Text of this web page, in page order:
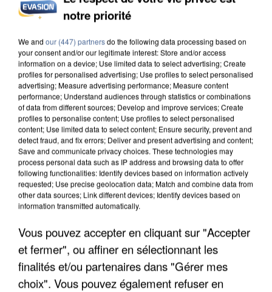
INCENDIES : L’ÎLE-DE-FRANCE LANCE UN ÉLAN
DE SOLIDARITÉ AVEC LES...
APRÈS TOUTES CES CANICULES, LES REFUGES
DE FAUNE SAUVAGE SONT...
notre priorité
We and our (447) partnersdo the following data processing based on
your consent and/or our legitimate interest: Store and/or access
information on a device; Use limited data to select advertising; Create
profiles for personalised advertising; Use profiles to select personalised
advertising; Measure advertising performance; Measure content
performance; Understand audiences through statistics or combinations
of data from different sources; Develop and improve services; Create
profiles to personalise content; Use profiles to select personalised
content; Use limited data to select content; Ensure security, prevent and
detect fraud, and fix errors; Deliver and present advertising and content;
Save and communicate privacy choices. These technologies may
process personal data such as IP address and browsing data to offer
following functionalities: Identify devices based on information actively
requested; Use precise geolocation data; Match and combine data from
other data sources; Link different devices; Identify devices based on
information transmitted automatically.
Vous pouvez accepter en cliquant sur "Accepter
et fermer", ou affiner en sélectionnant les
finalités et/ou partenaires dans "Gérer mes
choix". Vous pouvez également refuser en